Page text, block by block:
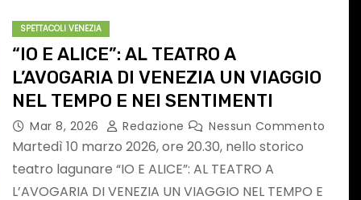
SPETTACOLI VENEZIA
“IO E ALICE”: AL TEATRO A
L’AVOGARIA DI VENEZIA UN VIAGGIO
NEL TEMPO E NEI SENTIMENTI
Mar 8, 2026 Redazione Nessun Commento
Martedì 10 marzo 2026, ore 20.30, nello storico
teatro lagunare “IO E ALICE”: AL TEATRO A
L’AVOGARIA DI VENEZIA UN VIAGGIO NEL TEMPO E
MusicalBrolo – il 9
agosto in concerto
Mauro Ottolini &